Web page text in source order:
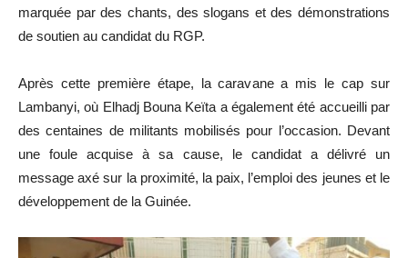
marquée par des chants, des slogans et des démonstrations
de soutien au candidat du RGP.
Après cette première étape, la caravane a mis le cap sur
Lambanyi, où Elhadj Bouna Keïta a également été accueilli par
des centaines de militants mobilisés pour l’occasion. Devant
une foule acquise à sa cause, le candidat a délivré un
message axé sur la proximité, la paix, l’emploi des jeunes et le
développement de la Guinée.